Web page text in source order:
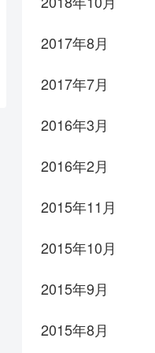
2017年8月
2017年7月
2016年3月
2016年2月
2015年11月
2015年10月
2015年9月
2015年8月